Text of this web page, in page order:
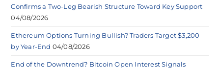
Confirms a Two-Leg Bearish Structure Toward Key Support
04/08/2026
Ethereum Options Turning Bullish? Traders Target $3,200
by Year-End 04/08/2026
End of the Downtrend? Bitcoin Open Interest Signals